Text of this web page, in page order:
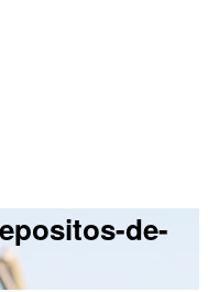
de-